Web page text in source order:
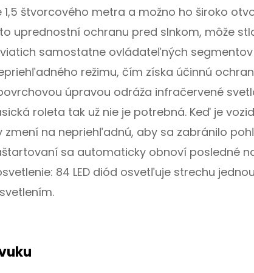
štvorcového metra a možno ho široko
uprednostní ochranu pred slnkom, môže
samostatne ovládateľných
režimu, čím získa účinnú
úpravou odráža infračervené
roleta tak už nie je potrebná. Keď je
na nepriehľadnú, aby sa zabránilo
sa automaticky obnoví posledné
84 LED diód osvetľuje strechu